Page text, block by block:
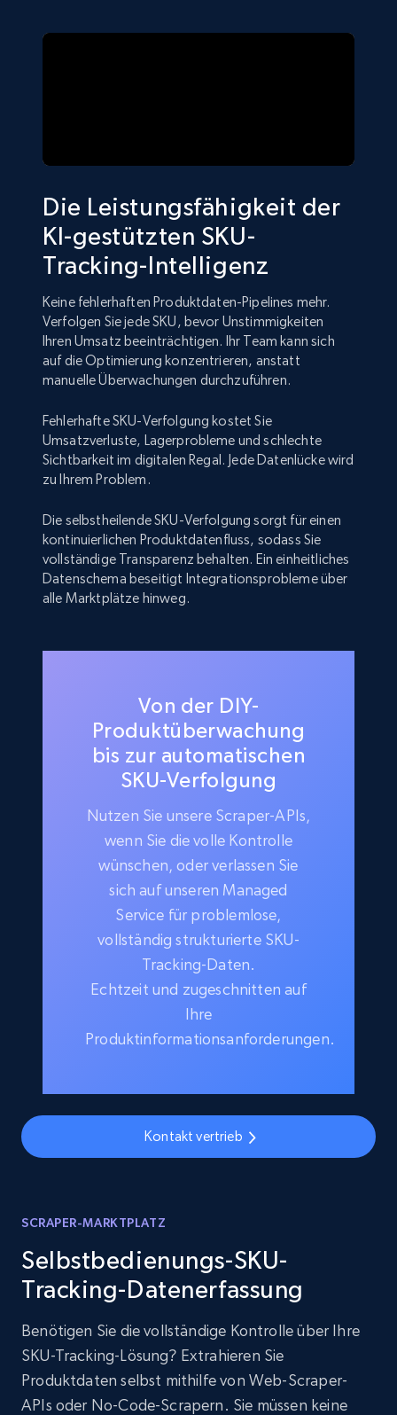
Die Leistungsfähigkeit der
KI-gestützten SKU-
Tracking-Intelligenz
Keine fehlerhaften Produktdaten-Pipelines mehr.
Verfolgen Sie jede SKU, bevor Unstimmigkeiten
Ihren Umsatz beeinträchtigen. Ihr Team kann sich
auf die Optimierung konzentrieren, anstatt
manuelle Überwachungen durchzuführen.
Fehlerhafte SKU-Verfolgung kostet Sie
Umsatzverluste, Lagerprobleme und schlechte
Sichtbarkeit im digitalen Regal. Jede Datenlücke wird
zu Ihrem Problem.
Die selbstheilende SKU-Verfolgung sorgt für einen
kontinuierlichen Produktdatenfluss, sodass Sie
vollständige Transparenz behalten. Ein einheitliches
Datenschema beseitigt Integrationsprobleme über
alle Marktplätze hinweg.
Von der DIY-
Produktüberwachung
bis zur automatischen
SKU-Verfolgung
Nutzen Sie unsere Scraper-APIs,
wenn Sie die volle Kontrolle
wünschen, oder verlassen Sie
sich auf unseren Managed
Service für problemlose,
vollständig strukturierte SKU-
Tracking-Daten.
Echtzeit und zugeschnitten auf
Ihre
Produktinformationsanforderungen.
Kontakt vertrieb
SCRAPER-MARKTPLATZ
Selbstbedienungs-SKU-
Tracking-Datenerfassung
Benötigen Sie die vollständige Kontrolle über Ihre
SKU-Tracking-Lösung? Extrahieren Sie
Produktdaten selbst mithilfe von Web-Scraper-
APIs oder No-Code-Scrapern. Sie müssen keine